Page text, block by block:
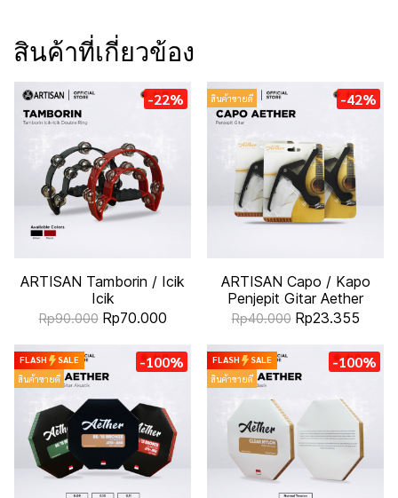
สินค้าที่เกี่ยวข้อง
-22%
ARTISAN Tamborin / Icik
Icik
Rp90.000 Rp70.000
สินค้าขายดี -42%
ARTISAN Capo / Kapo
Penjepit Gitar Aether
Rp40.000 Rp23.355
FLASH
SALE
สินค้าขายดี
-100% FLASH
SALE
สินค้าขายดี
-100%